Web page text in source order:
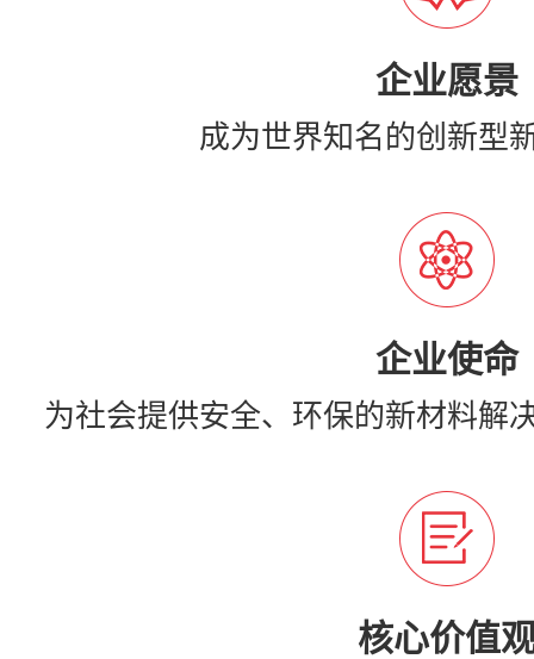
企业愿景
成为世界知名的创新型
企业使命
为社会提供安全、环保的新材料解
核心价值